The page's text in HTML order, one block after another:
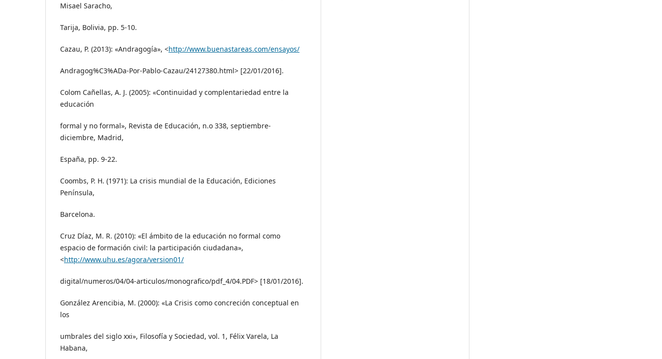
Misael Saracho,
Tarija, Bolivia, pp. 5-10.
Cazau, P. (2013): «Andragogía», <http://www.buenastareas.com/ensayos/
Andragog%C3%ADa-Por-Pablo-Cazau/24127380.html> [22/01/2016].
Colom Cañellas, A. J. (2005): «Continuidad y complentariedad entre la
educación
formal y no formal», Revista de Educación, n.o 338, septiembre-
diciembre, Madrid,
España, pp. 9-22.
Coombs, P. H. (1971): La crisis mundial de la Educación, Ediciones
Península,
Barcelona.
Cruz Díaz, M. R. (2010): «El ámbito de la educación no formal como
espacio de formación civil: la participación ciudadana»,
<http://www.uhu.es/agora/version01/
digital/numeros/04/04-articulos/monografico/pdf_4/04.PDF> [18/01/2016].
González Arencibia, M. (2000): «La Crisis como concreción conceptual en
los
umbrales del siglo xxi», Filosofía y Sociedad, vol. 1, Félix Varela, La
Habana,